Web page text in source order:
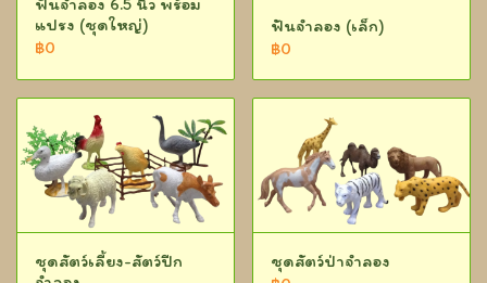
แปรง (ชุดใหญ่)
฿0
ฟันจำลอง (เล็ก)
฿0
ชุดสัตว์เลี้ยง-สัตว์ปีก
ชุดสัตว์ป่าจำลอง